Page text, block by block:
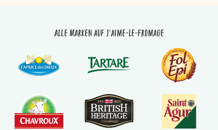
Alle Marken auf J'aime-le-fromage